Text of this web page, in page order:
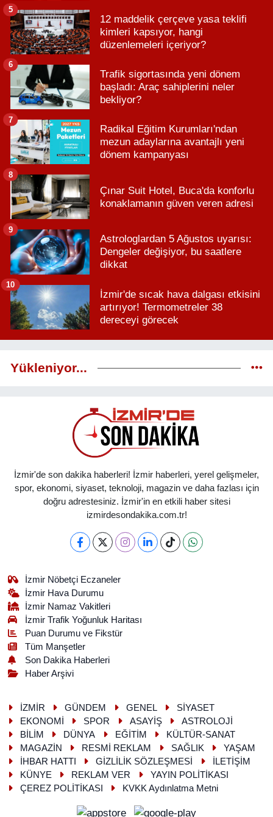
12 maddelik çerçeve yasa teklifi
kimleri kapsıyor, hangi
düzenlemeleri içeriyor?
5
Trafik sigortasında yeni dönem
başladı: Araç sahiplerini neler
bekliyor?
6
Radikal Eğitim Kurumları'ndan
mezun adaylarına avantajlı yeni
dönem kampanyası
7
Çınar Suit Hotel, Buca'da konforlu
konaklamanın güven veren adresi
8
Astrologlardan 5 Ağustos uyarısı:
Dengeler değişiyor, bu saatlere
dikkat
9
İzmir'de sıcak hava dalgası etkisini
artırıyor! Termometreler 38
dereceyi görecek
10
Yükleniyor...
İzmir'de son dakika haberleri! İzmir haberleri, yerel gelişmeler,
spor, ekonomi, siyaset, teknoloji, magazin ve daha fazlası için
doğru adrestesiniz. İzmir'in en etkili haber sitesi
izmirdesondakika.com.tr!
İzmir Nöbetçi Eczaneler
İzmir Hava Durumu
İzmir Namaz Vakitleri
İzmir Trafik Yoğunluk Haritası
Puan Durumu ve Fikstür
Tüm Manşetler
Son Dakika Haberleri
Haber Arşivi
İZMİR GÜNDEM GENEL
SİYASET
EKONOMİ
SPOR ASAYİŞ
ASTROLOJİ
BİLİM
DÜNYA EĞİTİM
KÜLTÜR-SANAT
MAGAZİN
RESMİ REKLAM SAĞLIK
YAŞAM
İHBAR HATTI
GİZLİLİK SÖZLEŞMESİ
İLETİŞİM
KÜNYE
REKLAM VER
YAYIN POLİTİKASI
ÇEREZ POLİTİKASI
KVKK Aydınlatma Metni